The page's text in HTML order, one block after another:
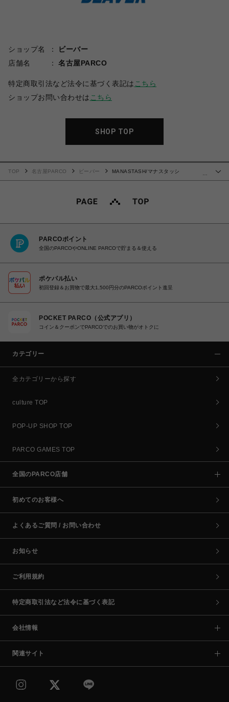
ショップ名
ビーバー
店舗名
名古屋PARCO
特定商取引法など法令に基づく表記は こちら
ショップお問い合わせは こちら
SHOP TOP
…
TOP 名古屋PARCO ビーバー
MANASTASH/マナスタッシ
PARCOポイント
全国のPARCOやONLINE PARCOで貯まる＆使える
ポケパル払い
初回登録＆お買物で最大1,500円分のPARCOポイント進呈
POCKET PARCO（公式アプリ）
コイン＆クーポンでPARCOでのお買い物がオトクに
カテゴリー
全カテゴリーから探す
culture TOP
POP-UP SHOP TOP
PARCO GAMES TOP
全国のPARCO店舗
初めてのお客様へ
よくあるご質問 / お問い合わせ
お知らせ
ご利用規約
特定商取引法など法令に基づく表記
会社情報
関連サイト